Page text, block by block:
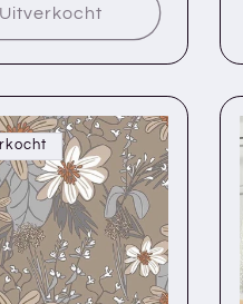
Uitverkocht